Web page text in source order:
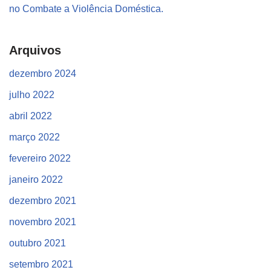
no Combate a Violência Doméstica.
Arquivos
dezembro 2024
julho 2022
abril 2022
março 2022
fevereiro 2022
janeiro 2022
dezembro 2021
novembro 2021
outubro 2021
setembro 2021